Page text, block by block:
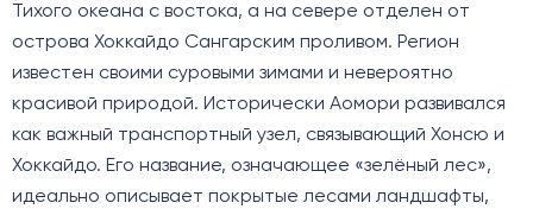
Тихого океана с востока, а на севере отделен от
острова Хоккайдо Сангарским проливом. Регион
известен своими суровыми зимами и невероятно
красивой природой. Исторически Аомори развивался
как важный транспортный узел, связывающий Хонсю и
Хоккайдо. Его название, означающее «зелёный лес»,
идеально описывает покрытые лесами ландшафты,